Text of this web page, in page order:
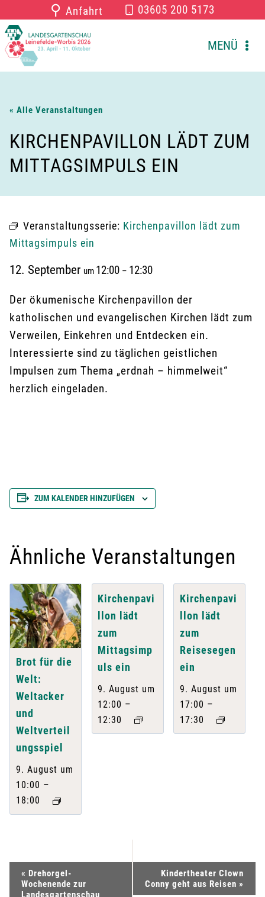
Inhalt
springen
⚲ Anfahrt 03605 200 5173
MENÜ
« Alle Veranstaltungen
KIRCHENPAVILLON LÄDT ZUM
MITTAGSIMPULS EIN
Veranstaltungsserie: Kirchenpavillon lädt zum
Mittagsimpuls ein
12. September um 12:00 – 12:30
Der ökumenische Kirchenpavillon der
katholischen und evangelischen Kirchen lädt zum
Verweilen, Einkehren und Entdecken ein.
Interessierte sind zu täglichen geistlichen
Impulsen zum Thema „erdnah – himmelweit“
herzlich eingeladen.
ZUM KALENDER HINZUFÜGEN
Ähnliche Veranstaltungen
Brot für die
Welt:
Weltacker
und
Weltverteil
ungsspiel
9. August um
10:00 –
18:00
Kirchenpavi
llon lädt
zum
Mittagsimp
uls ein
9. August um
12:00 –
12:30
Kirchenpavi
llon lädt
zum
Reisesegen
ein
9. August um
17:00 –
17:30
« Drehorgel-
Wochenende zur
Landesgartenschau
Kindertheater Clown
Conny geht aus Reisen »